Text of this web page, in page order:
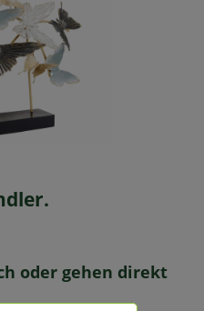
oder gehen direkt